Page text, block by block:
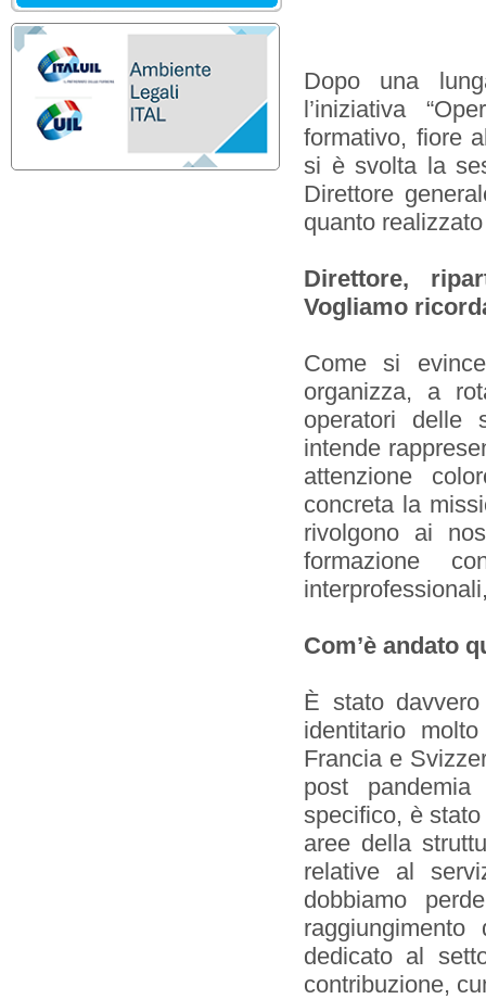
Dopo una
l’iniziativa
formativo, fiore
si è svolta la
Direttore
quanto
Direttore,
Vogliamo
Come si
organizza, a
operatori delle
intende
attenzione
concreta la
rivolgono ai
formazione
Com’è andato
È stato
identitario
Francia e
post
specifico, è
aree della
relative al
dobbiamo
dedicato al
contribuzione,